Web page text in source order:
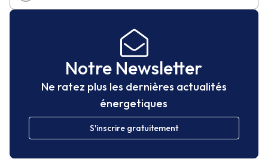
Notre Newsletter
Ne ratez plus les dernières actualités
énergetiques
S'inscrire gratuitement